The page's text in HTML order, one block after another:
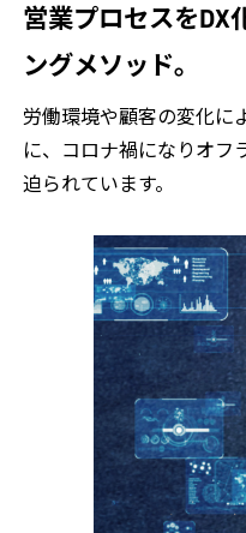
営業プロセスをDX
ングメソッド。
労働環境や顧客の変化に
に、コロナ禍になりオフ
迫られています。